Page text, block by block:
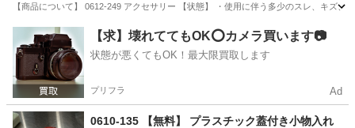
【商品について】 0612-249 アクセサリー 【状態】 ・使用に伴う多少のスレ、キズ
神奈川 藤沢市 インテリア雑貨/小物 リユース
【求】壊れててもOK⭕️カメラ買います📷
状態が悪くてもOK！最大限買取します
プリフラ Ad
0610-135 【無料】 プラスチック蓋付き小物入れ